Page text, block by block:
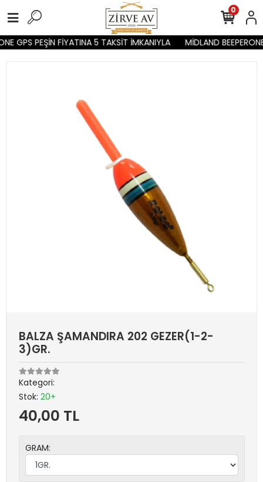
GPS PEŞİN FİYATINA 5 TAKSİT İMKANIYLA MİDLAND
0
BALZA ŞAMANDIRA 202 GEZER(1-2-
3)GR.
Kategori:
Stok: 20+
40,00 TL
GRAM: